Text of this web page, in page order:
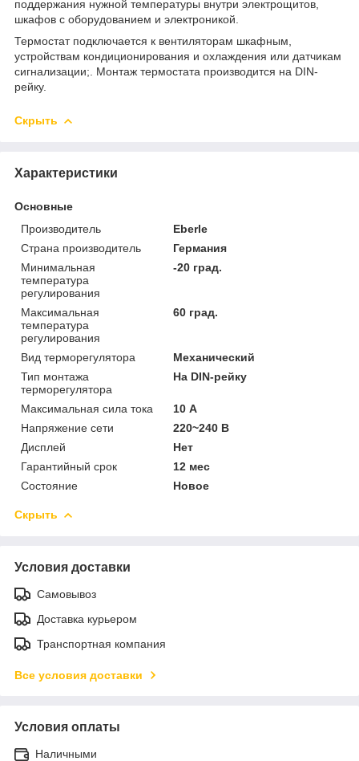
поддержания нужной температуры внутри электрощитов,
шкафов с оборудованием и электроникой.
Термостат подключается к вентиляторам шкафным,
устройствам кондиционирования и охлаждения или датчикам
сигнализации;. Монтаж термостата производится на DIN-
рейку.
Скрыть
Характеристики
Основные
Производитель
Eberle
Страна производитель
Германия
Минимальная
температура
регулирования
-20 град.
Максимальная
температура
регулирования
60 град.
Вид терморегулятора
Механический
Тип монтажа
терморегулятора
На DIN-рейку
Максимальная сила тока
10 А
Напряжение сети
220~240 В
Дисплей
Нет
Гарантийный срок
12 мес
Состояние
Новое
Скрыть
Условия доставки
Самовывоз
Доставка курьером
Транспортная компания
Все условия доставки
Условия оплаты
Наличными